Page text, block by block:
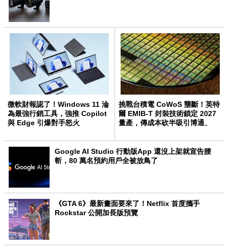
微軟財報認了！Windows 11 淪
為最強行銷工具，強推 Copilot
與 Edge 引爆對手怒火
挑戰台積電 CoWoS 壟斷！英特
爾 EMIB-T 封裝技術鎖定 2027
量產，傳成本砍半吸引博通、
Google AI Studio 行動版App 還沒上架就宣告腰
斬，80 萬名預約用戶全被放鳥了
《GTA 6》最新畫面要來了！Netflix 首度攜手
Rockstar 公開加長版預覽